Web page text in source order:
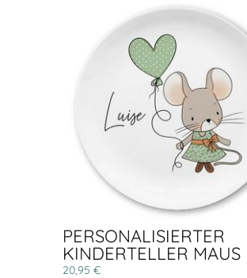
PERSONALISIERTER
KINDERTELLER MAUS
20,95 €